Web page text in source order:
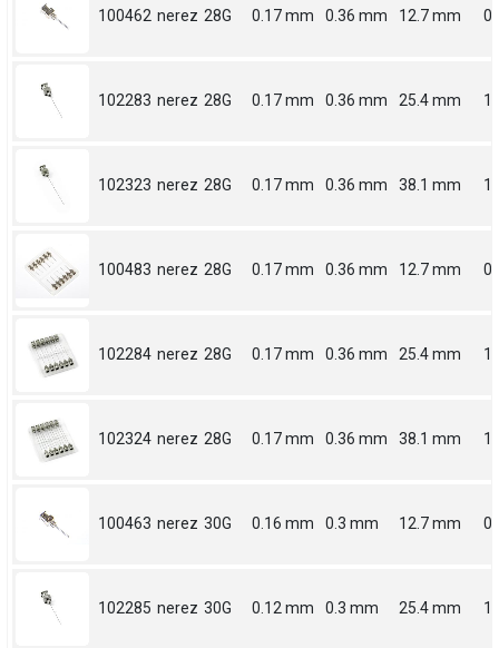
100462 nerez 28G 0.17 mm 0.36 mm 12.7 mm
102283 nerez 28G 0.17 mm 0.36 mm 25.4 mm 1
102323 nerez 28G 0.17 mm 0.36 mm 38.1 mm
100483 nerez 28G 0.17 mm 0.36 mm 12.7 mm
102284 nerez 28G 0.17 mm 0.36 mm 25.4 mm 1
102324 nerez 28G 0.17 mm 0.36 mm 38.1 mm
100463 nerez 30G 0.16 mm 0.3 mm 12.7 mm
102285 nerez 30G 0.12 mm 0.3 mm 25.4 mm 1